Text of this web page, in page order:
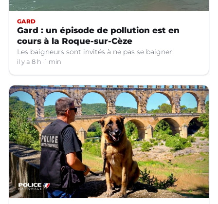
GARD
Gard : un épisode de pollution est en
cours à la Roque-sur-Cèze
Les baigneurs sont invités à ne pas se baigner.
il y a 8 h 1 min